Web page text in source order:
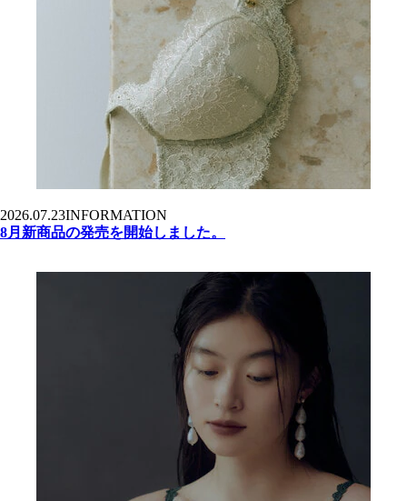
2026.07.23INFORMATION
8月新商品の発売を開始しました。